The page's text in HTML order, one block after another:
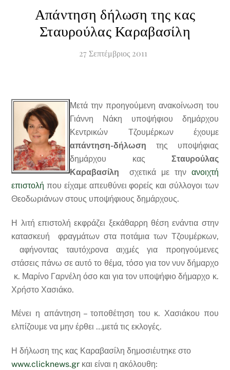
Απάντηση δήλωση της κας
Σταυρούλας Καραβασίλη
27 Σεπτέμβριος 2011
Μετά την προηγούμενη ανακοίνωση του
Γιάννη Νάκη υποψήφιου δημάρχου
Κεντρικών Τζουμέρκων έχουμε
απάντηση-δήλωση της υποψήφιας
δημάρχου κας Σταυρούλας
Καραβασίλη σχετικά με την ανοιχτή
επιστολή που είχαμε απευθύνει φορείς και σύλλογοι των
Θεοδωριάνων στους υποψήφιους δημάρχους.
Η λιτή επιστολή εκφράζει ξεκάθαρρη θέση ενάντια στην
κατασκευή φραγμάτων στα ποτάμια των Τζουμέρκων,
αφήνοντας ταυτόχρονα αιχμές για προηγούμενες
στάσεις πάνω σε αυτό το θέμα, τόσο για τον νυν δήμαρχο
κ. Μαρίνο Γαρνέλη όσο και για τον υποψήφιο δήμαρχο κ.
Χρήστο Χασιάκο.
Μένει η απάντηση – τοποθέτηση του κ. Χασιάκου που
ελπίζουμε να μην έρθει …μετά τις εκλογές.
Η δήλωση της κας Καραβασίλη δημοσιέυτηκε στο
www.clicknews.gr και είναι η ακόλουθη: